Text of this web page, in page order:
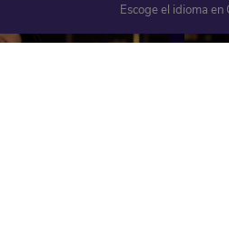
Escoge el idioma en